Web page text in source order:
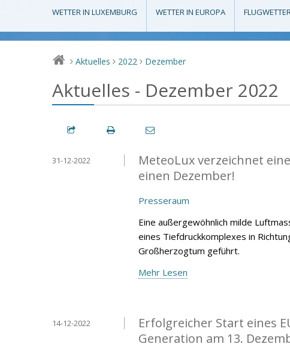
WETTER IN LUXEMBURG WETTER IN EUROPA
> Aktuelles > 2022 > Dezember
Aktuelles - Dezember 2022
MeteoLux verzeichnet
einen Dezember!
31-12-2022
Presseraum
Eine außergewöhnlich milde
eines Tiefdruckkomplexes in
Großherzogtum geführt.
Mehr Lesen
Erfolgreicher Start eines
Generation am 13.
14-12-2022